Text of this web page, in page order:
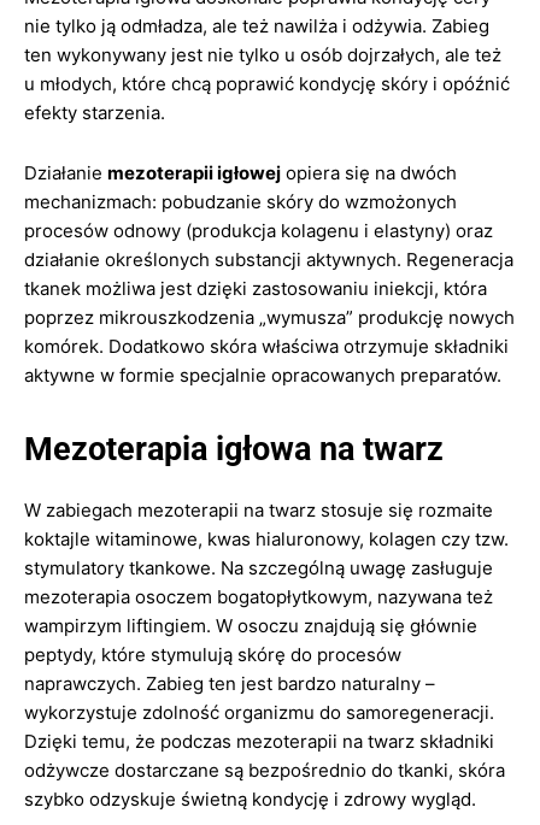
nie tylko ją odmładza, ale też nawilża i odżywia. Zabieg
ten wykonywany jest nie tylko u osób dojrzałych, ale też
u młodych, które chcą poprawić kondycję skóry i opóźnić
efekty starzenia.
Działanie mezoterapii igłowej opiera się na dwóch
mechanizmach: pobudzanie skóry do wzmożonych
procesów odnowy (produkcja kolagenu i elastyny) oraz
działanie określonych substancji aktywnych. Regeneracja
tkanek możliwa jest dzięki zastosowaniu iniekcji, która
poprzez mikrouszkodzenia „wymusza” produkcję nowych
komórek. Dodatkowo skóra właściwa otrzymuje składniki
aktywne w formie specjalnie opracowanych preparatów.
Mezoterapia igłowa na twarz
W zabiegach mezoterapii na twarz stosuje się rozmaite
koktajle witaminowe, kwas hialuronowy, kolagen czy tzw.
stymulatory tkankowe. Na szczególną uwagę zasługuje
mezoterapia osoczem bogatopłytkowym, nazywana też
wampirzym liftingiem. W osoczu znajdują się głównie
peptydy, które stymulują skórę do procesów
naprawczych. Zabieg ten jest bardzo naturalny –
wykorzystuje zdolność organizmu do samoregeneracji.
Dzięki temu, że podczas mezoterapii na twarz składniki
odżywcze dostarczane są bezpośrednio do tkanki, skóra
szybko odzyskuje świetną kondycję i zdrowy wygląd.